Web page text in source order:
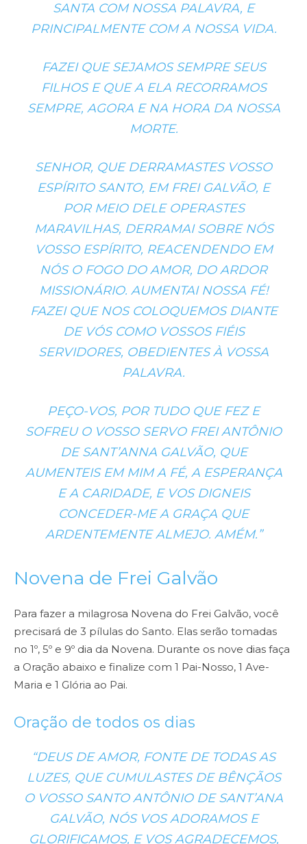
SANTA COM NOSSA PALAVRA, E
PRINCIPALMENTE COM A NOSSA VIDA.
FAZEI QUE SEJAMOS SEMPRE SEUS
FILHOS E QUE A ELA RECORRAMOS
SEMPRE, AGORA E NA HORA DA NOSSA
MORTE.
SENHOR, QUE DERRAMASTES VOSSO
ESPÍRITO SANTO, EM FREI GALVÃO, E
POR MEIO DELE OPERASTES
MARAVILHAS, DERRAMAI SOBRE NÓS
VOSSO ESPÍRITO, REACENDENDO EM
NÓS O FOGO DO AMOR, DO ARDOR
MISSIONÁRIO. AUMENTAI NOSSA FÉ!
FAZEI QUE NOS COLOQUEMOS DIANTE
DE VÓS COMO VOSSOS FIÉIS
SERVIDORES, OBEDIENTES À VOSSA
PALAVRA.
PEÇO-VOS, POR TUDO QUE FEZ E
SOFREU O VOSSO SERVO FREI ANTÔNIO
DE SANT’ANNA GALVÃO, QUE
AUMENTEIS EM MIM A FÉ, A ESPERANÇA
E A CARIDADE, E VOS DIGNEIS
CONCEDER-ME A GRAÇA QUE
ARDENTEMENTE ALMEJO. AMÉM.”
Novena de Frei Galvão
Para fazer a milagrosa Novena do Frei Galvão, você
precisará de 3 pílulas do Santo. Elas serão tomadas
no 1º, 5º e 9º dia da Novena. Durante os nove dias faça
a Oração abaixo e finalize com 1 Pai-Nosso, 1 Ave-
Maria e 1 Glória ao Pai.
Oração de todos os dias
“DEUS DE AMOR, FONTE DE TODAS AS
LUZES, QUE CUMULASTES DE BÊNÇÃOS
O VOSSO SANTO ANTÔNIO DE SANT’ANA
GALVÃO, NÓS VOS ADORAMOS E
GLORIFICAMOS, E VOS AGRADECEMOS,